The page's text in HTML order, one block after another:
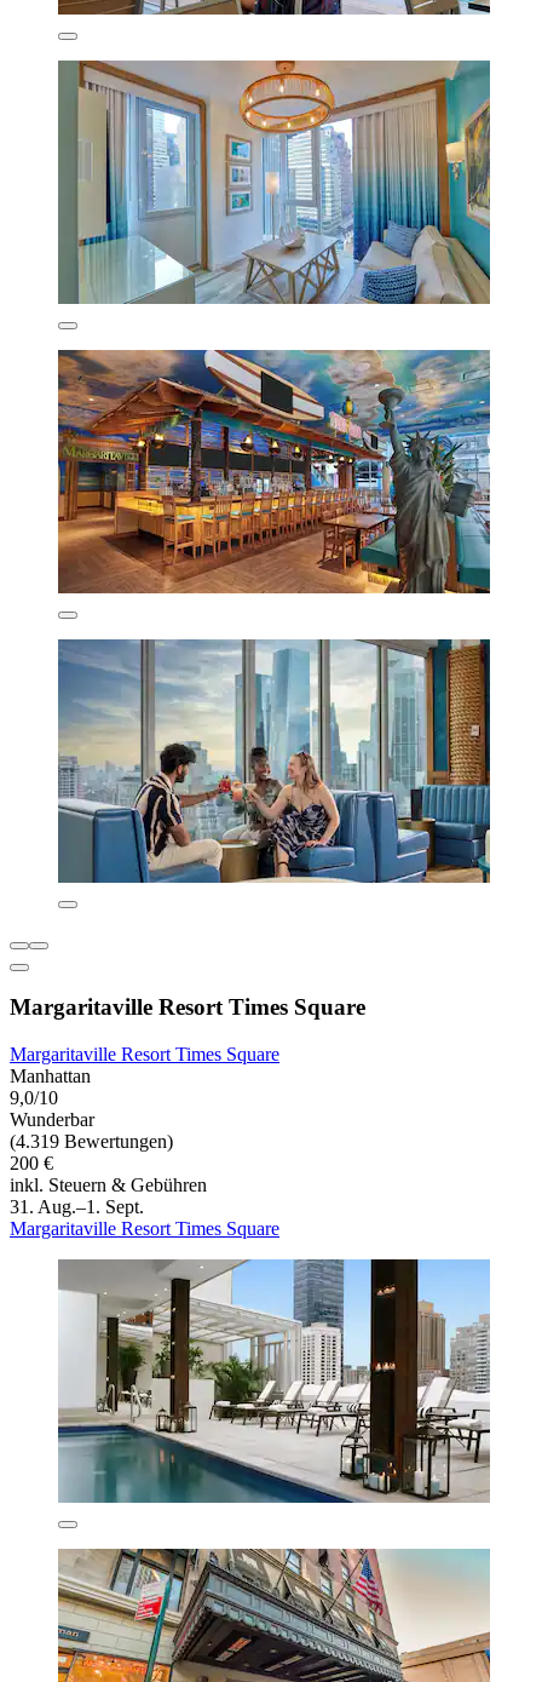
Margaritaville Resort Times Square
Margaritaville Resort Times Square
Manhattan
9,0/10
Wunderbar
(4.319 Bewertungen)
200 €
inkl. Steuern & Gebühren
31. Aug.–1. Sept.
Margaritaville Resort Times Square